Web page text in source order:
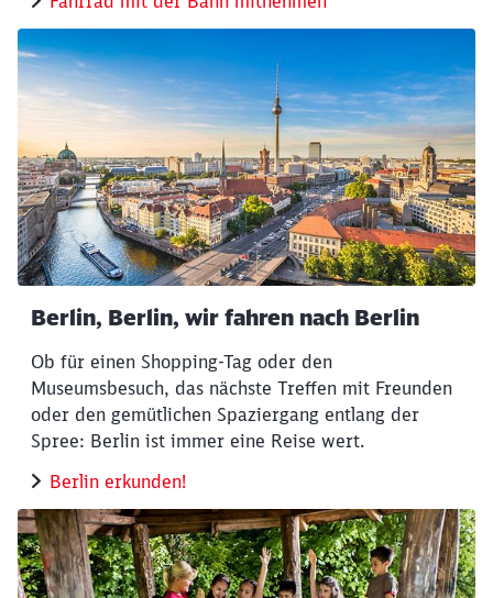
Berlin, Berlin, wir fahren nach Berlin
Ob für einen Shopping-Tag oder den
Museumsbesuch, das nächste Treffen mit Freunden
oder den gemütlichen Spaziergang entlang der
Spree: Berlin ist immer eine Reise wert.
Berlin erkunden!